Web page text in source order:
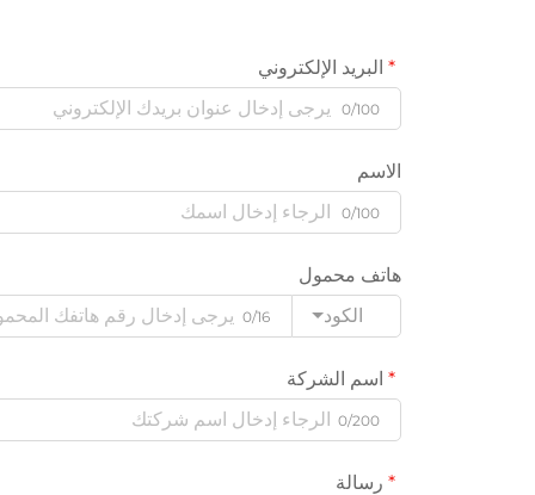
البريد الإلكتروني
0/100
الاسم
0/100
هاتف محمول
الكود
0/16
اسم الشركة
0/200
رسالة